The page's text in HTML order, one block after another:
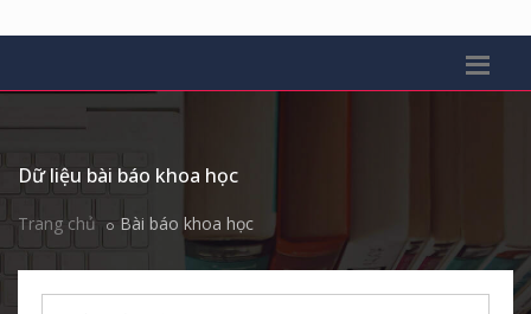
Dữ liệu bài báo khoa học
Trang chủ Bài báo khoa học